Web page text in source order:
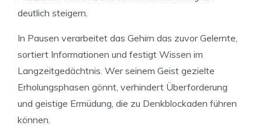
deutlich steigern.
In Pausen verarbeitet das Gehirn das zuvor Gelernte,
sortiert Informationen und festigt Wissen im
Langzeitgedächtnis. Wer seinem Geist gezielte
Erholungsphasen gönnt, verhindert Überforderung
und geistige Ermüdung, die zu Denkblockaden führen
können.